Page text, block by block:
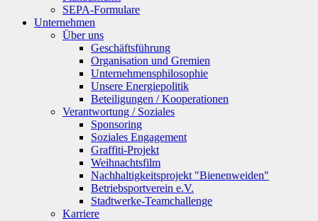
SEPA-Formulare
Unternehmen
Über uns
Geschäftsführung
Organisation und Gremien
Unternehmensphilosophie
Unsere Energiepolitik
Beteiligungen / Kooperationen
Verantwortung / Soziales
Sponsoring
Soziales Engagement
Graffiti-Projekt
Weihnachtsfilm
Nachhaltigkeitsprojekt "Bienenweiden"
Betriebsportverein e.V.
Stadtwerke-Teamchallenge
Karriere